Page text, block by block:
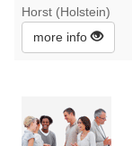
Horst (Holstein)
more info